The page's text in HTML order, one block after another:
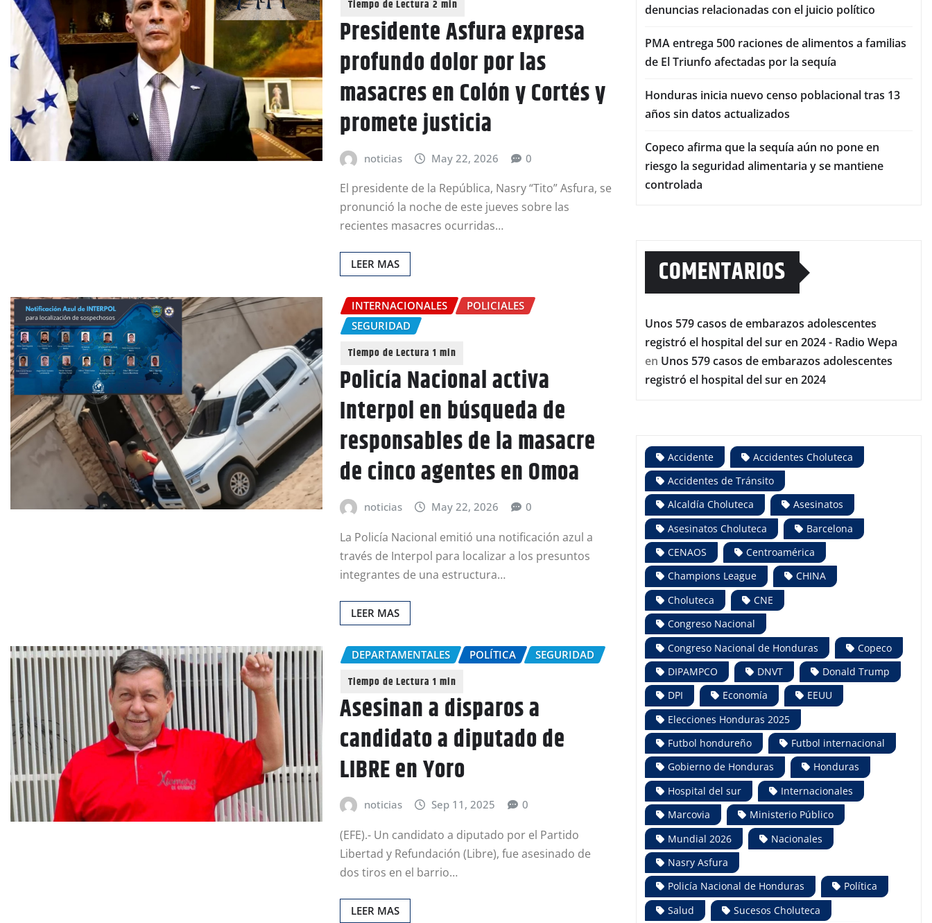
Presidente Asfura expresa
profundo dolor por las
masacres en Colón y Cortés y
promete justicia
noticias May 22, 2026 0
El presidente de la República, Nasry “Tito” Asfura, se
pronunció la noche de este jueves sobre las
recientes masacres ocurridas…
LEER MAS
INTERNACIONALES
POLICIALES
SEGURIDAD
Policía Nacional activa
Interpol en búsqueda de
responsables de la masacre
de cinco agentes en Omoa
noticias May 22, 2026 0
La Policía Nacional emitió una notificación azul a
través de Interpol para localizar a los presuntos
integrantes de una estructura…
LEER MAS
DEPARTAMENTALES POLÍTICA SEGURIDAD
Asesinan a disparos a
candidato a diputado de
LIBRE en Yoro
noticias Sep 11, 2025 0
(EFE).- Un candidato a diputado por el Partido
Libertad y Refundación (Libre), fue asesinado de
dos tiros en el barrio…
LEER MAS
denuncias relacionadas con el juicio político
PMA entrega 500 raciones de alimentos a familias
de El Triunfo afectadas por la sequía
Honduras inicia nuevo censo poblacional tras 13
años sin datos actualizados
Copeco afirma que la sequía aún no pone en
riesgo la seguridad alimentaria y se mantiene
controlada
COMENTARIOS
Unos 579 casos de embarazos adolescentes
registró el hospital del sur en 2024 - Radio Wepa
en Unos 579 casos de embarazos adolescentes
registró el hospital del sur en 2024
Accidente
Accidentes Choluteca
Accidentes de Tránsito
Alcaldía Choluteca
Asesinatos
Asesinatos Choluteca
Barcelona
CENAOS
Centroamérica
Champions League
CHINA
Choluteca
CNE
Congreso Nacional
Congreso Nacional de Honduras
Copeco
DIPAMPCO
DNVT
Donald Trump
DPI
Economía
EEUU
Elecciones Honduras 2025
Futbol hondureño
Futbol internacional
Gobierno de Honduras
Honduras
Hospital del sur
Internacionales
Marcovia
Ministerio Público
Mundial 2026
Nacionales
Nasry Asfura
Policía Nacional de Honduras
Política
Salud
Sucesos Choluteca